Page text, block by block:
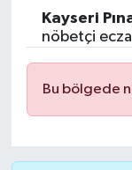
Kayseri
nöbetçi
Bu bölgede
Özel Haber
Resmi İlan